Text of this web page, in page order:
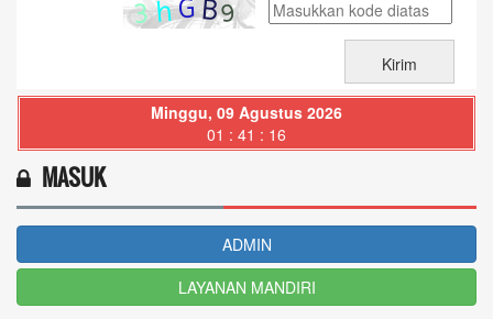
Minggu, 09 Agustus 2026
01 : 41 : 17
MASUK
ADMIN
LAYANAN MANDIRI